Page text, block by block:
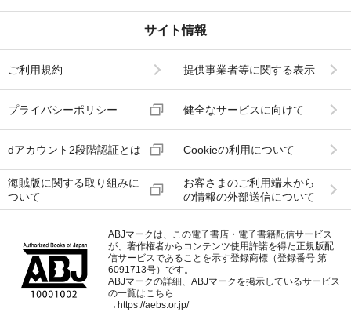
サイト情報
ご利用規約 提供事業者等に関する表示
プライバシーポリシー 健全なサービスに向けて
dアカウント2段階認証とは Cookieの利用について
海賊版に関する取り組みに
ついて
お客さまのご利用端末から
の情報の外部送信について
ABJマークは、この電子書店・電子書籍配信サービス
が、著作権者からコンテンツ使用許諾を得た正規版配
信サービスであることを示す登録商標（登録番号 第
6091713号）です。
ABJマークの詳細、ABJマークを掲示しているサービス
の一覧はこちら
→ https://aebs.or.jp/